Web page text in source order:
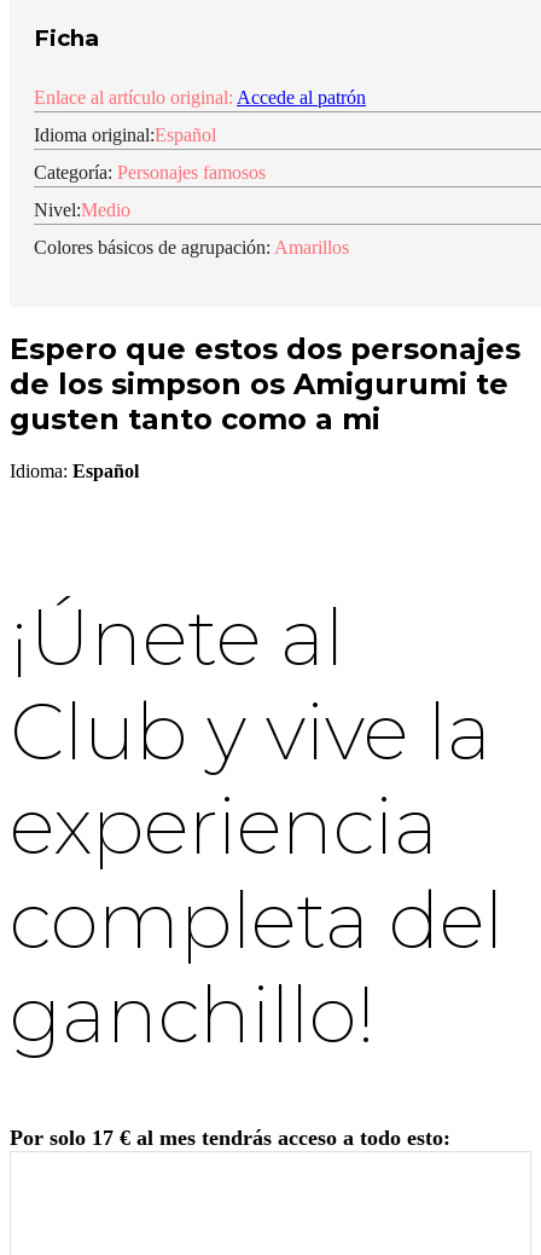
Ficha
Enlace al artículo original: Accede al patrón
Idioma original:Español
Categoría: Personajes famosos
Nivel:Medio
Colores básicos de agrupación: Amarillos
Espero que estos dos personajes
de los simpson os Amigurumi te
gusten tanto como a mi
Idioma: Español
¡Únete al
Club y vive la
experiencia
completa del
ganchillo!
Por solo 17 € al mes tendrás acceso a todo esto: